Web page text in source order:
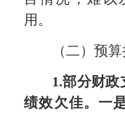
用。
（二）预
1.部分财政
绩效欠佳。一